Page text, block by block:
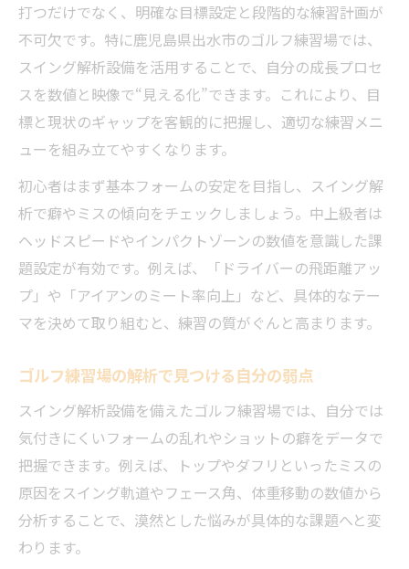
打つだけでなく、明確な目標設定と段階的な練習計画が
不可欠です。特に鹿児島県出水市のゴルフ練習場では、
スイング解析設備を活用することで、自分の成長プロセ
スを数値と映像で“見える化”できます。これにより、目
標と現状のギャップを客観的に把握し、適切な練習メニ
ューを組み立てやすくなります。
初心者はまず基本フォームの安定を目指し、スイング解
析で癖やミスの傾向をチェックしましょう。中上級者は
ヘッドスピードやインパクトゾーンの数値を意識した課
題設定が有効です。例えば、「ドライバーの飛距離アッ
プ」や「アイアンのミート率向上」など、具体的なテー
マを決めて取り組むと、練習の質がぐんと高まります。
ゴルフ練習場の解析で見つける自分の弱点
スイング解析設備を備えたゴルフ練習場では、自分では
気付きにくいフォームの乱れやショットの癖をデータで
把握できます。例えば、トップやダフリといったミスの
原因をスイング軌道やフェース角、体重移動の数値から
分析することで、漠然とした悩みが具体的な課題へと変
わります。